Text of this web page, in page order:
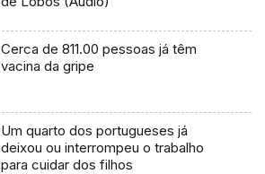
Cerca de 811.00 pessoas já têm
vacina da gripe
Um quarto dos portugueses já
deixou ou interrompeu o trabalho
para cuidar dos filhos